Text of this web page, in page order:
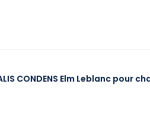
CONDENS Elm Leblanc pour